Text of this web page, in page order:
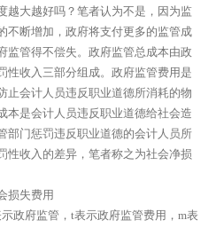
越大越好吗？笔者认为不是，因为监
不断增加，政府将支付更多的监管成
监管得不偿失。政府监管总成本由政
性收入三部分组成。政府监管费用是
止会计人员违反职业道德所消耗的物
本是会计人员违反职业道德给社会造
部门惩罚违反职业道德的会计人员所
性收入的差异，笔者称之为社会净损
损失费用
政府监管，t表示政府监管费用，m表